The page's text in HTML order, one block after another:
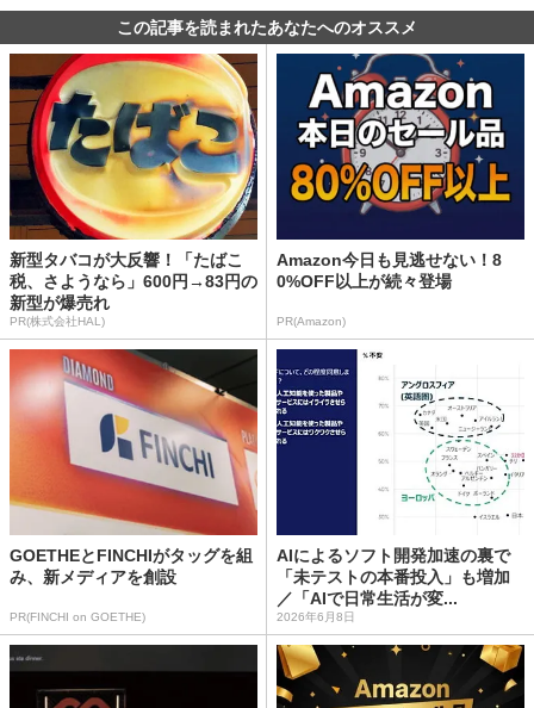
この記事を読まれたあなたへのオススメ
新型タバコが大反響！「たばこ
税、さようなら」600円→83円の
新型が爆売れ
PR(株式会社HAL)
Amazon今日も見逃せない！8
0%OFF以上が続々登場
PR(Amazon)
GOETHEとFINCHIがタッグを組
み、新メディアを創設
PR(FINCHI on GOETHE)
AIによるソフト開発加速の裏で
「未テストの本番投入」も増加
／「AIで日常生活が変...
2026年6月8日